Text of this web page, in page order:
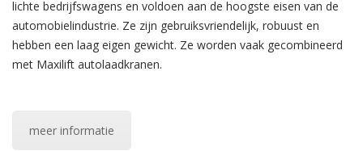
lichte bedrijfswagens en voldoen aan de hoogste eisen van de
automobielindustrie. Ze zijn gebruiksvriendelijk, robuust en
hebben een laag eigen gewicht. Ze worden vaak gecombineerd
met Maxilift autolaadkranen.
meer informatie